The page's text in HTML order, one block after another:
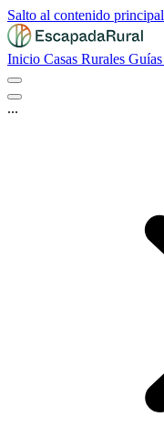
Salto al contenido principal
Inicio Casas Rurales Guías
...